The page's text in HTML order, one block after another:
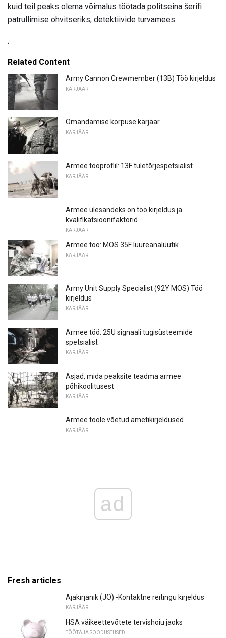
kuid teil peaks olema võimalus töötada politseina šerifi
patrullimise ohvitseriks, detektiivide turvamees.
.
Related Content
Army Cannon Crewmember (13B) Töö kirjeldus
KARJÄÄR
Omandamise korpuse karjäär
KARJÄÄR
Armee tööprofiil: 13F tuletõrjespetsialist
KARJÄÄR
Armee ülesandeks on töö kirjeldus ja
kvalifikatsioonifaktorid
KARJÄÄR
Armee töö: MOS 35F luureanalüütik
KARJÄÄR
Army Unit Supply Specialist (92Y MOS) Töö
kirjeldus
KARJÄÄR
Armee töö: 25U signaali tugisüsteemide
spetsialist
KARJÄÄR
Asjad, mida peaksite teadma armee
põhikoolitusest
KARJÄÄR
Armee tööle võetud ametikirjeldused
KARJÄÄR
ad
Fresh articles
Ajakirjanik (JO) -Kontaktne reitingu kirjeldus
KARJÄÄR
HSA väikeettevõtete tervishoiu jaoks
TÖÖTAJA SOODUSTUSED